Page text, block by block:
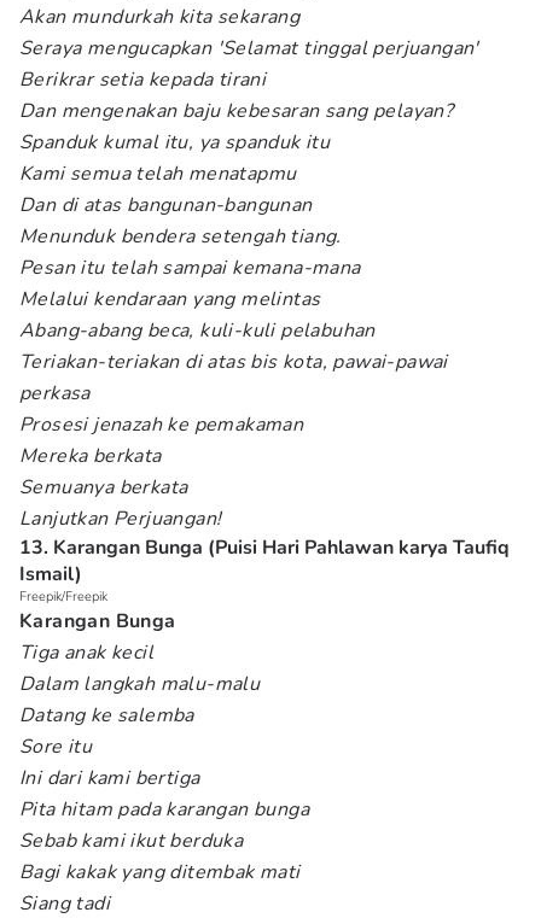
Akan mundurkah kita sekarang
Seraya mengucapkan 'Selamat tinggal perjuangan'
Berikrar setia kepada tirani
Dan mengenakan baju kebesaran sang pelayan?
Spanduk kumal itu, ya spanduk itu
Kami semua telah menatapmu
Dan di atas bangunan-bangunan
Menunduk bendera setengah tiang.
Pesan itu telah sampai kemana-mana
Melalui kendaraan yang melintas
Abang-abang beca, kuli-kuli pelabuhan
Teriakan-teriakan di atas bis kota, pawai-pawai
perkasa
Prosesi jenazah ke pemakaman
Mereka berkata
Semuanya berkata
Lanjutkan Perjuangan!
13. Karangan Bunga (Puisi Hari Pahlawan karya Taufiq
Ismail)
Freepik/Freepik
Karangan Bunga
Tiga anak kecil
Dalam langkah malu-malu
Datang ke salemba
Sore itu
Ini dari kami bertiga
Pita hitam pada karangan bunga
Sebab kami ikut berduka
Bagi kakak yang ditembak mati
Siang tadi